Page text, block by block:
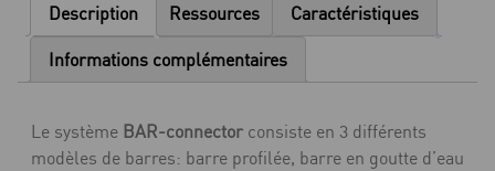
titane
boite
Description Ressources Caractéristiques
Informations complémentaires
Le système BAR-connector consiste en 3 différents
modèles de barres: barre profilée, barre en goutte d’eau